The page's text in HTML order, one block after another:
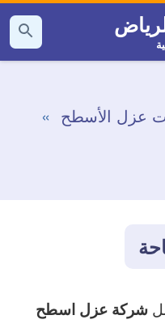
بحث
عن
عزل الأسطح
شركة عزل اسطح